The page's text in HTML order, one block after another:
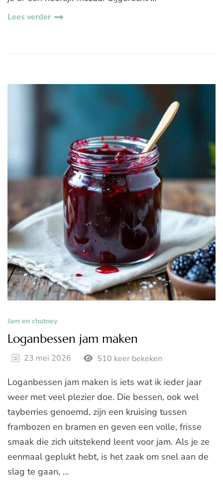
Lees verder
Jam en chutney
Loganbessen jam maken
23 mei 2026 510 keer bekeken
Loganbessen jam maken is iets wat ik ieder jaar
weer met veel plezier doe. Die bessen, ook wel
tayberries genoemd, zijn een kruising tussen
frambozen en bramen en geven een volle, frisse
smaak die zich uitstekend leent voor jam. Als je ze
eenmaal geplukt hebt, is het zaak om snel aan de
slag te gaan, …